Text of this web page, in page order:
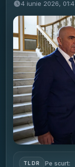
4 iunie 2026,
TLDR Pe scurt: